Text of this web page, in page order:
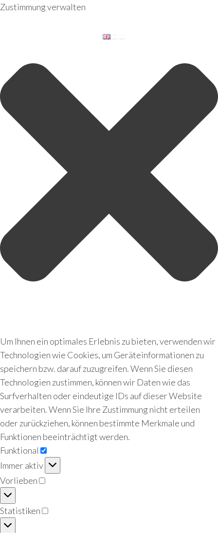
Zustimmung verwalten
Um Ihnen ein optimales Erlebnis zu bieten, verwenden wir
Technologien wie Cookies, um Geräteinformationen zu
speichern bzw. darauf zuzugreifen. Wenn Sie diesen
Technologien zustimmen, können wir Daten wie das
Surfverhalten oder eindeutige IDs auf dieser Website
verarbeiten. Wenn Sie Ihre Zustimmung nicht erteilen
oder zurückziehen, können bestimmte Merkmale und
Funktionen beeinträchtigt werden.
Funktional
Funktional
Immer aktiv
Vorlieben
Vorlieben
Statistiken
Statistiken